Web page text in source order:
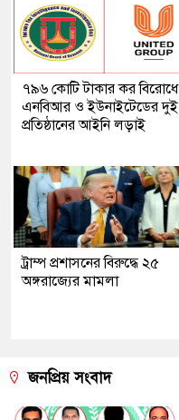
৭৯৬ কোটি টাকার কর বিরোধে
এনবিআর ও ইউনাইটেডের দুই
প্রতিষ্ঠানের আইনি লড়াই
ট্রাম্প প্রশাসনের বিরুদ্ধে ২৫
অঙ্গরাজ্যের মামলা
জনপ্রিয় সংবাদ